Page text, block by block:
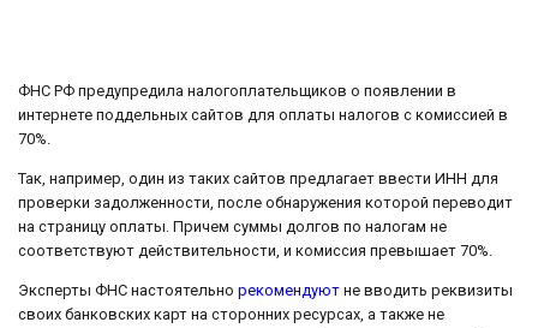
ФНС РФ предупредила налогоплательщиков о появлении в
интернете поддельных сайтов для оплаты налогов с комиссией в
70%.
Так, например, один из таких сайтов предлагает ввести ИНН для
проверки задолженности, после обнаружения которой переводит
на страницу оплаты. Причем суммы долгов по налогам не
соответствуют действительности, и комиссия превышает 70%.
Эксперты ФНС настоятельно рекомендуют не вводить реквизиты
своих банковских карт на сторонних ресурсах, а также не